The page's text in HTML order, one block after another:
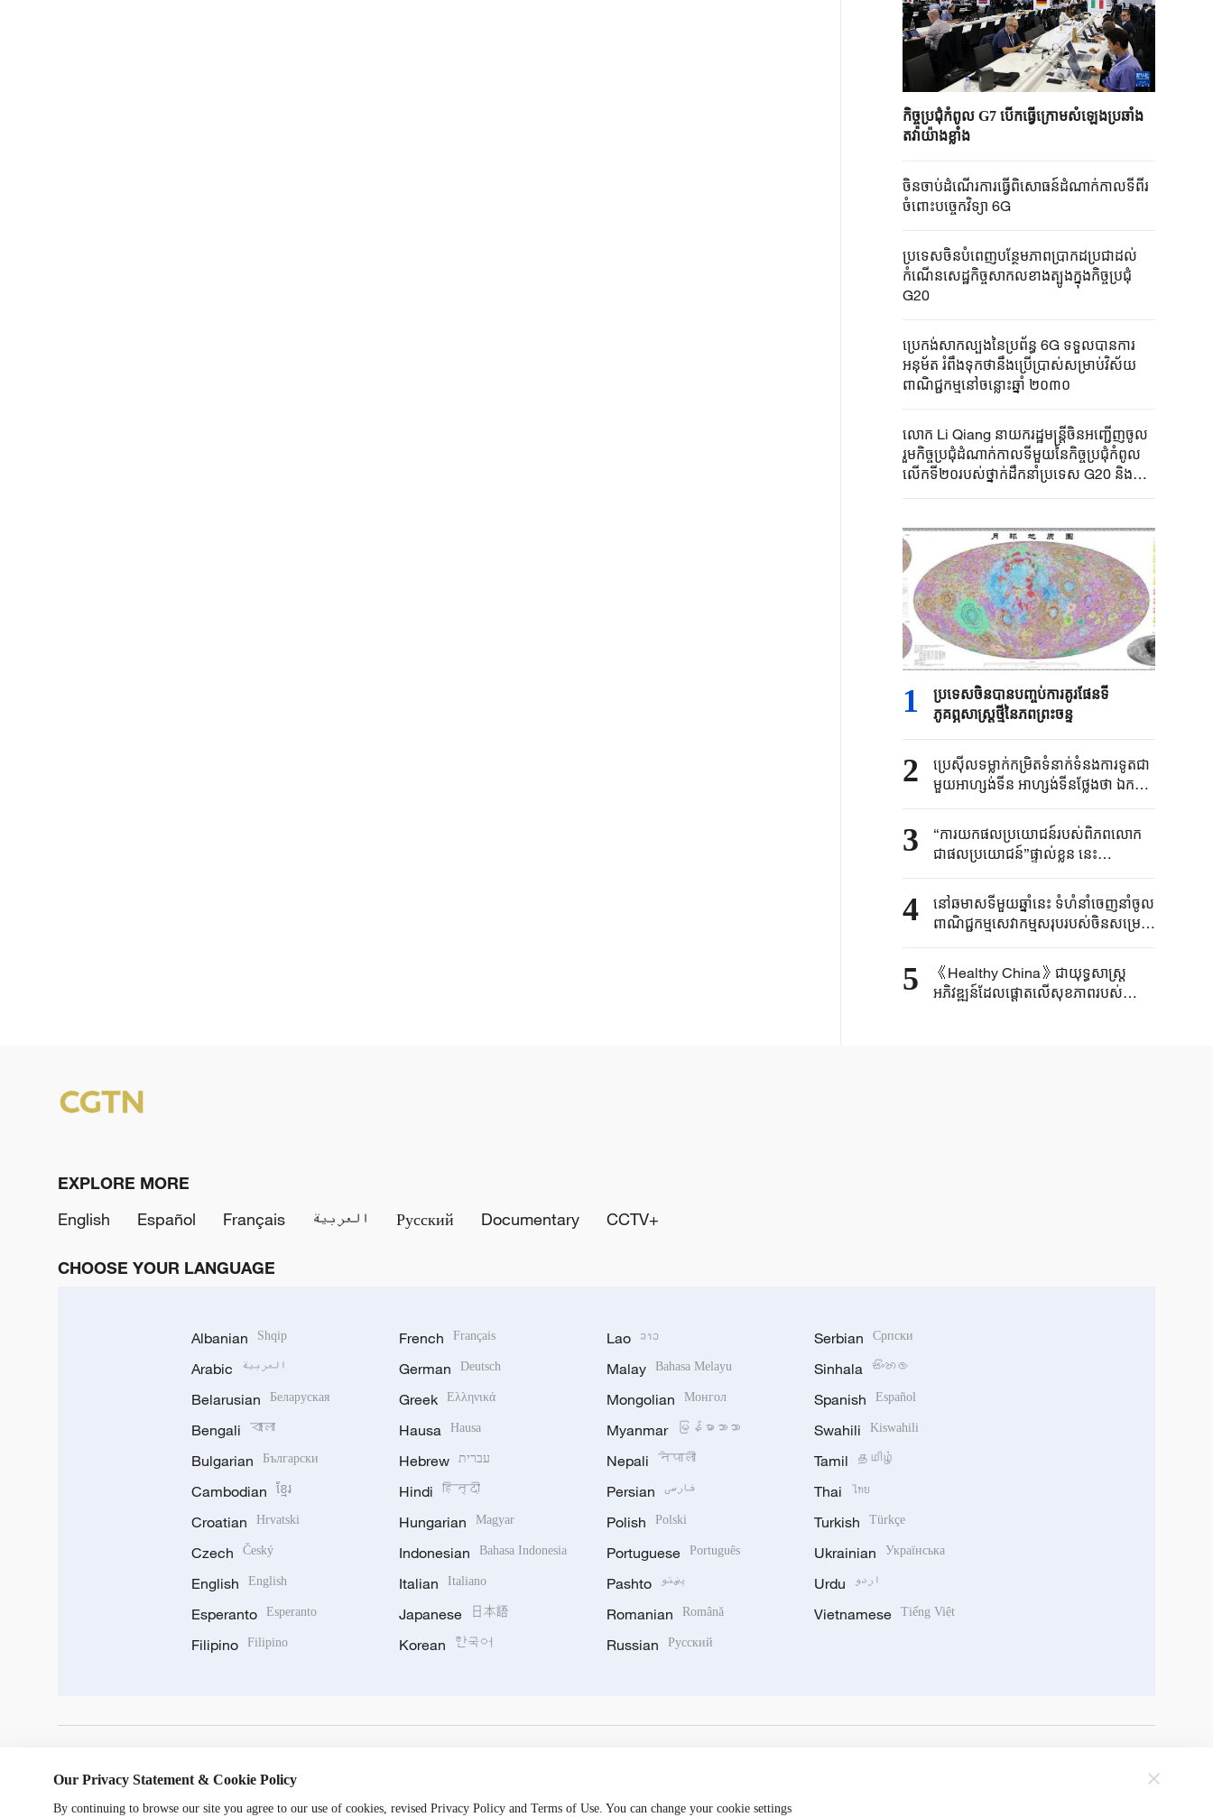
កិច្ចប្រជុំកំពូល G7 បើកធ្វើក្រោមសំឡេងប្រឆាំង
តវ៉ាយ៉ាងខ្លាំង
ចិនចាប់ដំណើរការធ្វើពិសោធន៍ដំណាក់កាលទីពីរ
ចំពោះបច្ចេកវិទ្យា 6G
ប្រទេសចិនបំពេញបន្ថែមភាពប្រាកដប្រជាដល់
កំណើនសេដ្ឋកិច្ចសាកល​ខាងត្បូង​ក្នុងកិច្ចប្រជុំ
G20
ប្រេកង់សាកល្បងនៃប្រព័ន្ធ 6G ទទួលបានការ
អនុម័ត រំពឹងទុកថានឹងប្រើប្រាស់សម្រាប់វិស័យ
ពាណិជ្ជកម្មនៅចន្លោះឆ្នាំ ២០៣០
លោក Li Qiang ​នាយករដ្ឋមន្ត្រី​ចិនអញ្ជើញ​ចូល
រួម​កិច្ចប្រជុំ​ដំណាក់កាល​ទីមួយ​នៃកិច្ចប្រជុំ​កំពូល​
លើកទី​២០របស់​ថ្នាក់ដឹកនាំ​​​ប្រទេស G20​ និងថ្លែង​
សុន្ទរកថា​
1
ប្រទេសចិនបាន​បញ្ចប់ការគូរផែនទី​
ភូគព្ភសាស្ត្រ​ថ្មីនៃភពព្រះចន្ទ​​
2
ប្រេស៊ីល​ទម្លាក់កម្រិត​ទំនាក់ទំនង​ការទូត​ជា
មួយអាហ្សង់ទីន ​អាហ្សង់ទីនថ្លែងថា ​ឯកអគ្គ
រដ្ឋទូត​របស់ខ្លួន​ប្រចាំប្រេស៊ីលនឹង​ "​ធ្វើ
មាតុភូមិនិវត្តន៍​ដើម្បីឈប់​សម្រាក"​
3
“ការយកផលប្រយោជន៍របស់ពិភពលោក
ជាផលប្រយោជន៍”ផ្ទាល់ខ្លួន នេះ
បង្ហាញពីអារម្មរណ៍ការទូត និងទំនួលខុស
ត្រូវរបស់ប្រមុខរដ្ឋចិន
4
នៅឆមាសទីមួយឆ្នាំនេះ ទំហំនាំចេញនាំចូល
ពាណិជ្ជកម្មសេវាកម្មសរុបរបស់ចិនសម្រេច
បានកំណើនល្បឿនបង្គួរ
5
《Healthy China》​ជា​យុទ្ធសាស្ត្រ​
អភិវឌ្ឍន៍​ដែលផ្តោត​លើ​សុខភាព​របស់​
EXPLORE MORE
English
Español Français العربية Русский Documentary CCTV+
CHOOSE YOUR LANGUAGE
Albanian Shqip
Arabic العربية
Belarusian Беларуская
Bengali বাংলা
Bulgarian Български
Cambodian ខ្មែរ
Croatian Hrvatski
Czech Český
English English
Esperanto Esperanto
Filipino Filipino
French Français
German Deutsch
Greek Ελληνικά
Hausa Hausa
Hebrew עברית
Hindi हिन्दी
Hungarian Magyar
Indonesian Bahasa Indonesia
Italian Italiano
Japanese 日本語
Korean 한국어
Lao ລາວ
Malay Bahasa Melayu
Mongolian Монгол
Myanmar မြန်မာဘာသာ
Nepali नेपाली
Persian فارسی
Polish Polski
Portuguese Português
Pashto پښتو
Romanian Română
Russian Русский
Serbian Српски
Sinhala සිංහල
Spanish Español
Swahili Kiswahili
Tamil தமிழ்
Thai ไทย
Turkish Türkçe
Ukrainian Українська
Urdu اردو
Vietnamese Tiếng Việt
Our Privacy Statement & Cookie Policy
By continuing to browse our site you agree to our use of cookies, revised Privacy Policy and Terms of Use. You can change your cookie settings